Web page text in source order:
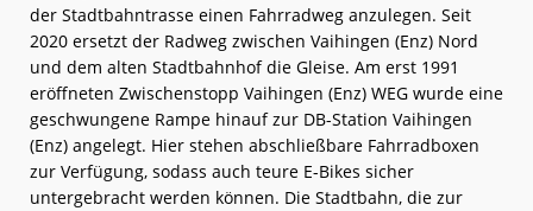
der Stadtbahntrasse einen Fahrradweg anzulegen. Seit
2020 ersetzt der Radweg zwischen Vaihingen (Enz) Nord
und dem alten Stadtbahnhof die Gleise. Am erst 1991
eröffneten Zwischenstopp Vaihingen (Enz) WEG wurde eine
geschwungene Rampe hinauf zur DB-Station Vaihingen
(Enz) angelegt. Hier stehen abschließbare Fahrradboxen
zur Verfügung, sodass auch teure E-Bikes sicher
untergebracht werden können. Die Stadtbahn, die zur